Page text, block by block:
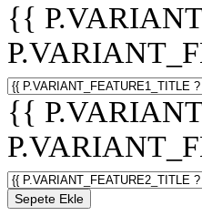
{{
{{
Sepete Ekle